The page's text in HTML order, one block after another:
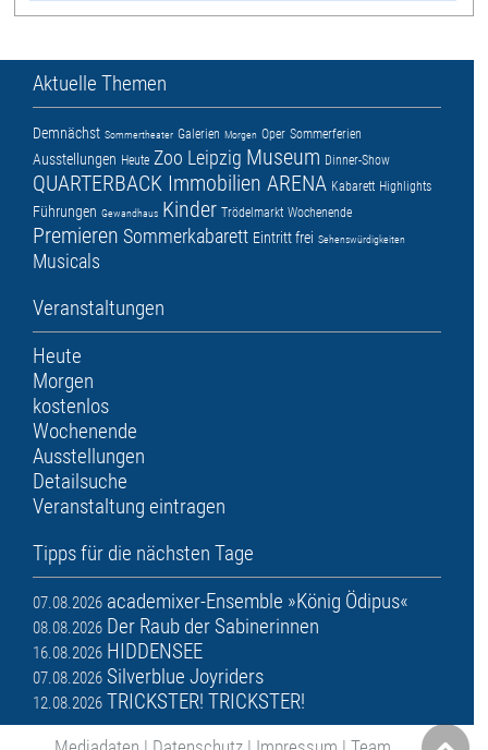
Aktuelle Themen
Demnächst Sommertheater Galerien Morgen Oper Sommerferien
Ausstellungen Heute Zoo Leipzig Museum Dinner-Show
QUARTERBACK Immobilien ARENA Kabarett Highlights
Führungen Gewandhaus Kinder Trödelmarkt Wochenende
Premieren Sommerkabarett Eintritt frei Sehenswürdigkeiten
Musicals
Veranstaltungen
Heute
Morgen
kostenlos
Wochenende
Ausstellungen
Detailsuche
Veranstaltung eintragen
Tipps für die nächsten Tage
07.08.2026 academixer-Ensemble »König Ödipus«
08.08.2026 Der Raub der Sabinerinnen
16.08.2026 HIDDENSEE
07.08.2026 Silverblue Joyriders
12.08.2026 TRICKSTER! TRICKSTER!